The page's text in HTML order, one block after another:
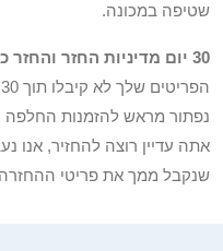
שטיפה במכונה.
30 יום מדיניות החזר והחזר כספי
נפתור מראש להזמנות החלפה
אתה עדיין רוצה להחזיר, אנו
שנקבל ממך את פריטי